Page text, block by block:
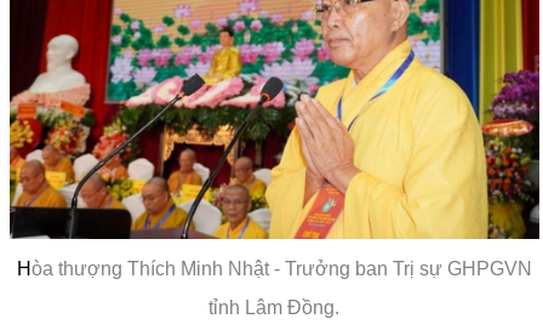
Hòa thượng Thích Minh Nhật - Trưởng ban Trị sự GHPGVN
tỉnh Lâm Đồng.